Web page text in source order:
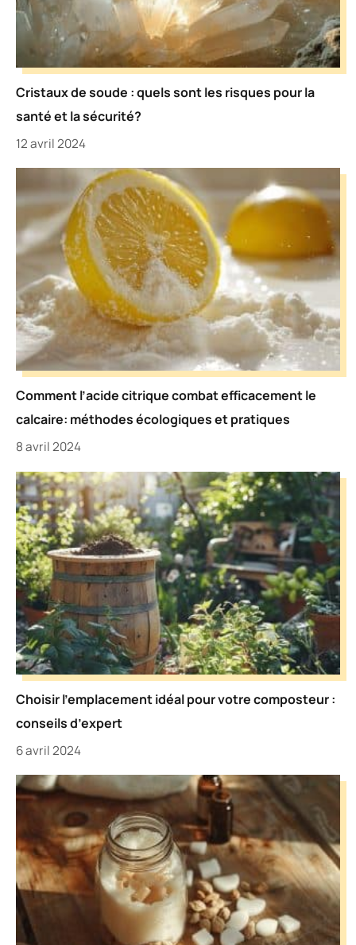
Cristaux de soude : quels sont les risques pour la
santé et la sécurité?
12 avril 2024
Comment l’acide citrique combat efficacement le
calcaire: méthodes écologiques et pratiques
8 avril 2024
Choisir l’emplacement idéal pour votre composteur :
conseils d’expert
6 avril 2024